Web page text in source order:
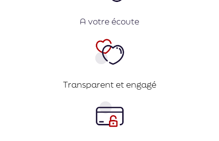
A votre écoute
Transparent et engagé